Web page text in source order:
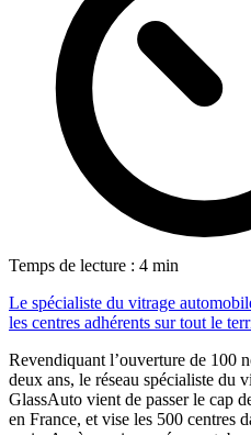
Temps de lecture : 4 min
Le spécialiste du vitrage
les centres adhérents sur tout le
Revendiquant l’ouverture de 100
deux ans, le réseau spécialiste du
GlassAuto vient de passer le cap
en France, et vise les 500 centres